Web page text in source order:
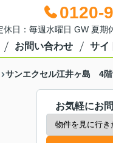
0120-
日：毎週水曜日 GW 夏
お問い合わせ サイ
サンエクセル江井ヶ島 4階
お気軽にお